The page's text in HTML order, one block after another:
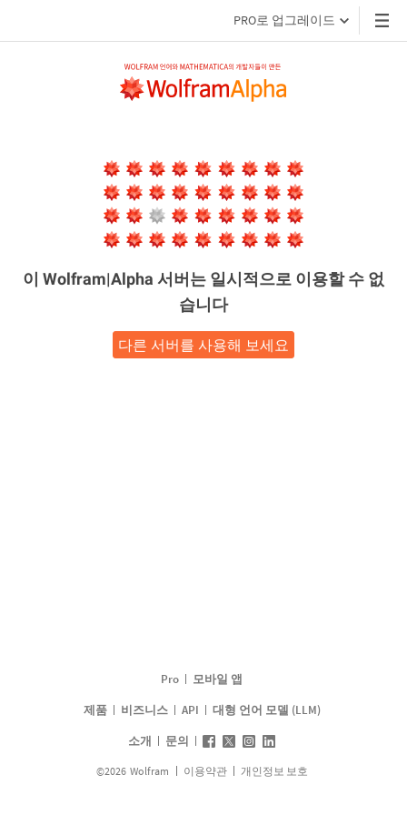
PRO로 업그레이드
이 Wolfram|Alpha 서버는 일시적으로 이용할 수 없
습니다
다른 서버를 사용해 보세요
Pro
모바일 앱
제품
비즈니스 API
대형 언어 모델 (LLM)
소개
문의
©2026 Wolfram 이용약관 개인정보 보호